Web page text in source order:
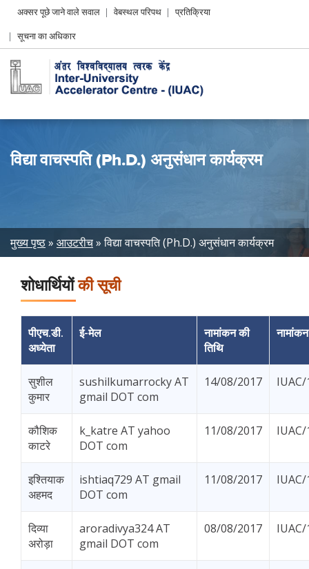
Header
menu
अक्सर पूछे जाने वाले सवाल वेबस्थल परिपथ
प्रतिक्रिया
सूचना का अधिकार
विद्या वाचस्पति (Ph.D.) अनुसंधान कार्यक्रम
Breadcrumb
मुख्य पृष्ठ आउटरीच विद्या वाचस्पति (Ph.D.) अनुसंधान कार्यक्रम
शोधार्थियोंकी सूची
पीएच.डी.
अध्येता
ई-मेल
नामांकन की
तिथि
सुशील
कुमार
sushilkumarrocky AT
gmail DOT com
14/08/2017
कौशिक
काटरे
k_katre AT yahoo
DOT com
11/08/2017
इश्तियाक
अहमद
ishtiaq729 AT gmail
DOT com
11/08/2017
दिव्या
अरोड़ा
aroradivya324 AT
gmail DOT com
08/08/2017